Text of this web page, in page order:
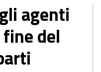
agenti
del